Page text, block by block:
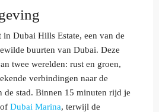
Dubai Hills Estate, een van de
buurten van Dubai. Deze
twee werelden: rust en groen,
verbindingen naar de
de stad. Binnen 15 minuten rijd je
of Dubai Marina, terwijl de